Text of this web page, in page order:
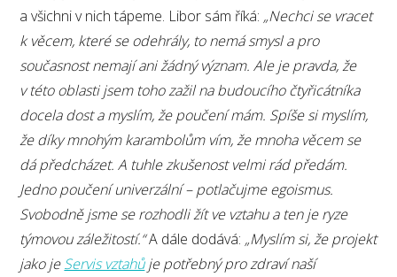
a všichni v nich tápeme. Libor sám říká: „Nechci se vracet
k věcem, které se odehrály, to nemá smysl a pro
současnost nemají ani žádný význam. Ale je pravda, že
v této oblasti jsem toho zažil na budoucího čtyřicátníka
docela dost a myslím, že poučení mám. Spíše si myslím,
že díky mnohým karambolům vím, že mnoha věcem se
dá předcházet. A tuhle zkušenost velmi rád předám.
Jedno poučení univerzální – potlačujme egoismus.
Svobodně jsme se rozhodli žít ve vztahu a ten je ryze
týmovou záležitostí.“A dále dodává: „Myslím si, že projekt
jako jeServis vztahůje potřebný pro zdraví naší